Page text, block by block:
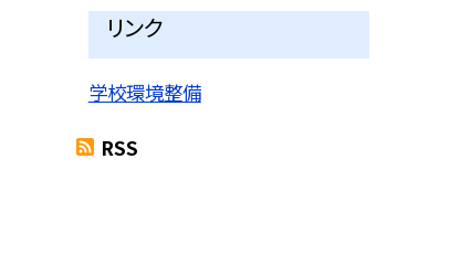
リンク
学校環境整備
RSS